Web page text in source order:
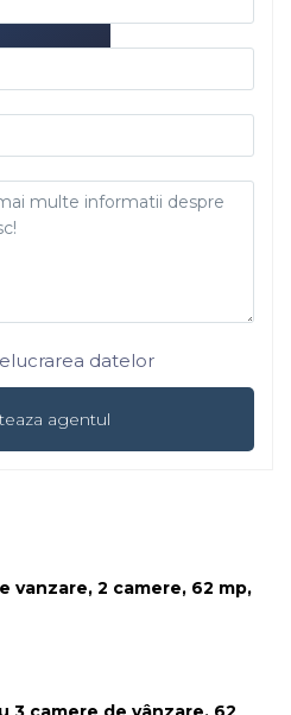
datelor
vanzare, 2 camere, 62 mp,